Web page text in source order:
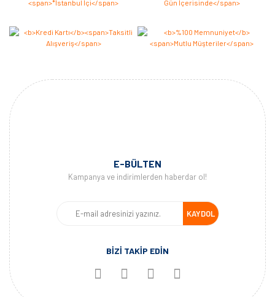
E-BÜLTEN
Kampanya ve indirimlerden haberdar ol!
KAYDOL
BİZİ TAKİP EDİN